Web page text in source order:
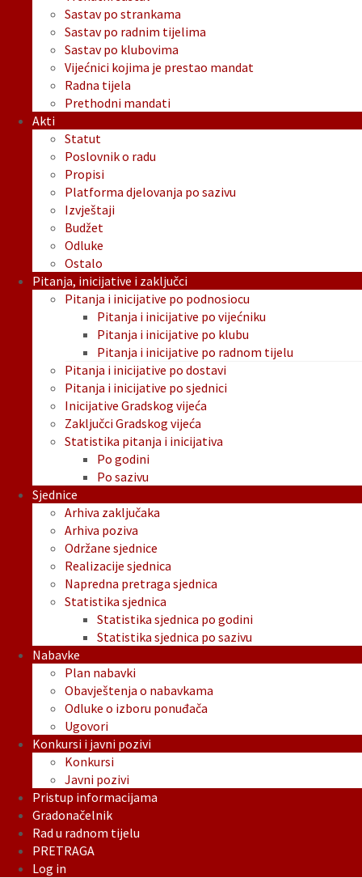
Sastav po strankama
Sastav po radnim tijelima
Sastav po klubovima
Vijećnici kojima je prestao mandat
Radna tijela
Prethodni mandati
Akti
Statut
Poslovnik o radu
Propisi
Platforma djelovanja po sazivu
Izvještaji
Budžet
Odluke
Ostalo
Pitanja, inicijative i zaključci
Pitanja i inicijative po podnosiocu
Pitanja i inicijative po vijećniku
Pitanja i inicijative po klubu
Pitanja i inicijative po radnom tijelu
Pitanja i inicijative po dostavi
Pitanja i inicijative po sjednici
Inicijative Gradskog vijeća
Zaključci Gradskog vijeća
Statistika pitanja i inicijativa
Po godini
Po sazivu
Sjednice
Arhiva zaključaka
Arhiva poziva
Održane sjednice
Realizacije sjednica
Napredna pretraga sjednica
Statistika sjednica
Statistika sjednica po godini
Statistika sjednica po sazivu
Nabavke
Plan nabavki
Obavještenja o nabavkama
Odluke o izboru ponuđača
Ugovori
Konkursi i javni pozivi
Konkursi
Javni pozivi
Pristup informacijama
Gradonačelnik
Rad u radnom tijelu
PRETRAGA
Log in